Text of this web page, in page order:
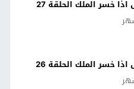
خسر الملك الحلقة 27
خسر الملك الحلقة 26